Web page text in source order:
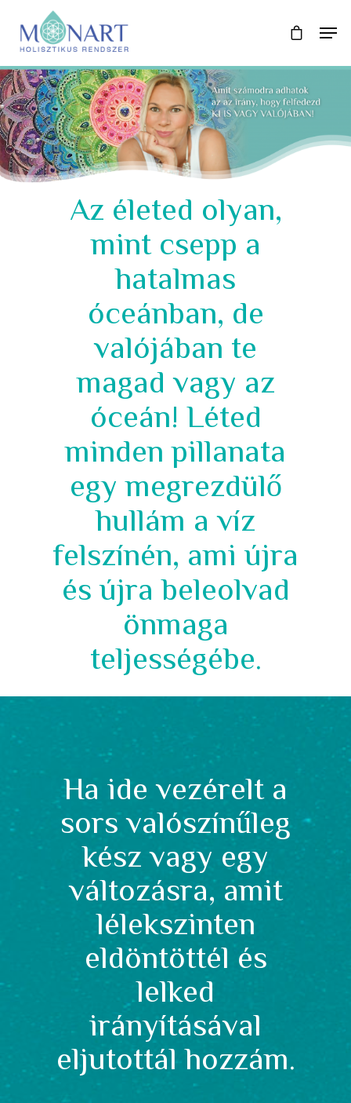
Az életed olyan,
mint csepp a
hatalmas
óceánban, de
valójában te
magad vagy az
óceán! Léted
minden pillanata
egy megrezdülő
hullám a víz
felszínén, ami újra
és újra beleolvad
önmaga
teljességébe.
Ha ide vezérelt a
sors valószínűleg
kész vagy egy
változásra, amit
lélekszinten
eldöntöttél és
lelked
irányításával
eljutottál hozzám.